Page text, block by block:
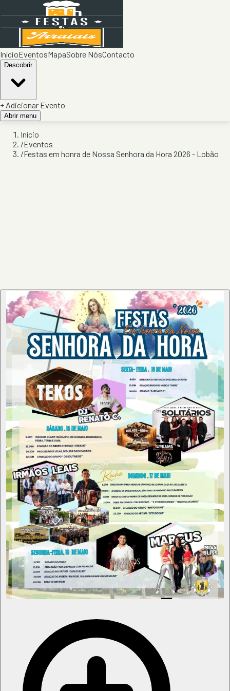
InícioEventosMapaSobre NósContacto
Descobrir
+ Adicionar Evento
Abrir menu
Início
/Eventos
/Festas em honra de Nossa Senhora da Hora 2026 - Lobão